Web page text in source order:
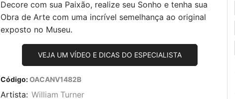
Decore com sua Paixão, realize seu Sonho e tenha sua
Obra de Arte com uma incrível semelhança ao original
exposto no Museu.
VEJA UM VÍDEO E DICAS DO ESPECIALISTA
Código:OACANV1482B
Artista: William Turner